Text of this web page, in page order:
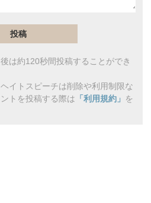
は約120秒間投稿することができ
イトスピーチは削除や利用制限な
トを投稿する際は 「利用規約」 を